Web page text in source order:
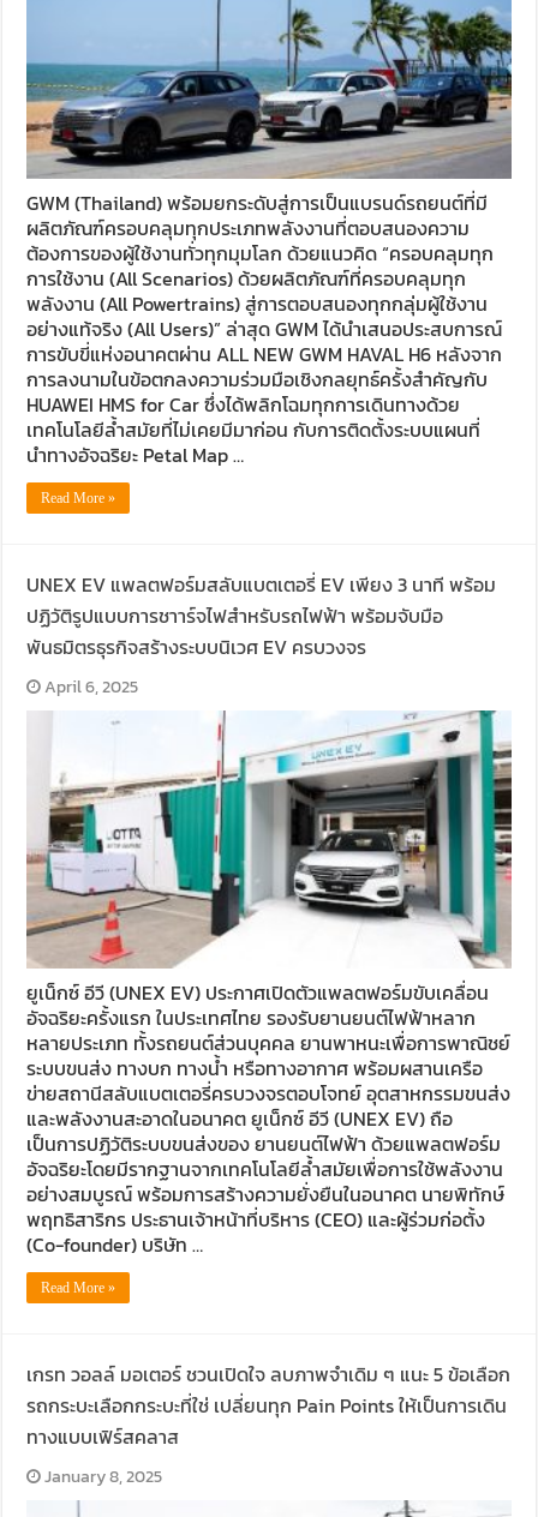
GWM (Thailand) พร้อมยกระดับสู่การเป็นแบรนด์รถยนต์ที่มี
ผลิตภัณฑ์ครอบคลุมทุกประเภทพลังงานที่ตอบสนองความ
ต้องการของผู้ใช้งานทั่วทุกมุมโลก ด้วยแนวคิด “ครอบคลุมทุก
การใช้งาน (All Scenarios) ด้วยผลิตภัณฑ์ที่ครอบคลุมทุก
พลังงาน (All Powertrains) สู่การตอบสนองทุกกลุ่มผู้ใช้งาน
อย่างแท้จริง (All Users)” ล่าสุด GWM ได้นำเสนอประสบการณ์
การขับขี่แห่งอนาคตผ่าน ALL NEW GWM HAVAL H6 หลังจาก
การลงนามในข้อตกลงความร่วมมือเชิงกลยุทธ์ครั้งสำคัญกับ
HUAWEI HMS for Car ซึ่งได้พลิกโฉมทุกการเดินทางด้วย
เทคโนโลยีล้ำสมัยที่ไม่เคยมีมาก่อน กับการติดตั้งระบบแผนที่
นำทางอัจฉริยะ Petal Map …
Read More »
UNEX EV แพลตฟอร์มสลับแบตเตอรี่ EV เพียง 3 นาที พร้อม
ปฏิวัติรูปแบบการชาาร์จไฟสำหรับรถไฟฟ้า พร้อมจับมือ
พันธมิตรธุรกิจสร้างระบบนิเวศ EV ครบวงจร
April 6, 2025
ยูเน็กซ์ อีวี (UNEX EV) ประกาศเปิดตัวแพลตฟอร์มขับเคลื่อน
อัจฉริยะครั้งแรก ในประเทศไทย รองรับยานยนต์ไฟฟ้าหลาก
หลายประเภท ทั้งรถยนต์ส่วนบุคคล ยานพาหนะเพื่อการพาณิชย์
ระบบขนส่ง ทางบก ทางน้ำ หรือทางอากาศ พร้อมผสานเครือ
ข่ายสถานีสลับแบตเตอรี่ครบวงจรตอบโจทย์ อุตสาหกรรมขนส่ง
และพลังงานสะอาดในอนาคต ยูเน็กซ์ อีวี (UNEX EV) ถือ
เป็นการปฏิวัติระบบขนส่งของ ยานยนต์ไฟฟ้า ด้วยแพลตฟอร์ม
อัจฉริยะโดยมีรากฐานจากเทคโนโลยีล้ำสมัยเพื่อการใช้พลังงาน
อย่างสมบูรณ์ พร้อมการสร้างความยั่งยืนในอนาคต นายพิทักษ์
พฤทธิสาริกร ประธานเจ้าหน้าที่บริหาร (CEO) และผู้ร่วมก่อตั้ง
(Co-founder) บริษัท …
Read More »
เกรท วอลล์ มอเตอร์ ชวนเปิดใจ ลบภาพจำเดิม ๆ แนะ 5 ข้อเลือก
รถกระบะเลือกกระบะที่ใช่ เปลี่ยนทุก Pain Points ให้เป็นการเดิน
ทางแบบเฟิร์สคลาส
January 8, 2025